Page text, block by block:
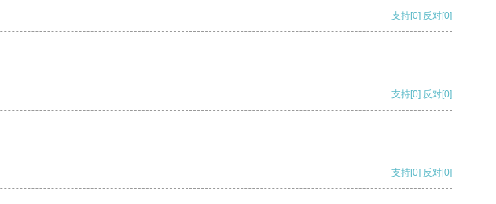
支持[0] 反对[0]
支持[0] 反对[0]
支持[0] 反对[0]